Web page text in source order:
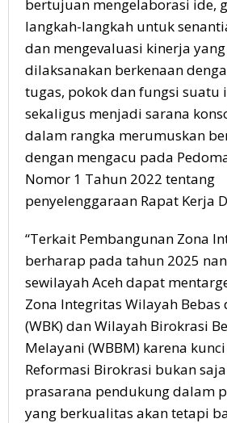
bertujuan mengelaborasi ide,
langkah-langkah untuk
dan mengevaluasi kinerja
dilaksanakan berkenaan
tugas, pokok dan fungsi suatu
sekaligus menjadi sarana
dalam rangka merumuskan
dengan mengacu pada
Nomor 1 Tahun 2022 tentang
penyelenggaraan Rapat Kerja
“Terkait Pembangunan Zona
berharap pada tahun 2025
sewilayah Aceh dapat
Zona Integritas Wilayah Bebas
(WBK) dan Wilayah Birokrasi
Melayani (WBBM) karena
Reformasi Birokrasi bukan
prasarana pendukung dalam
yang berkualitas akan tetapi